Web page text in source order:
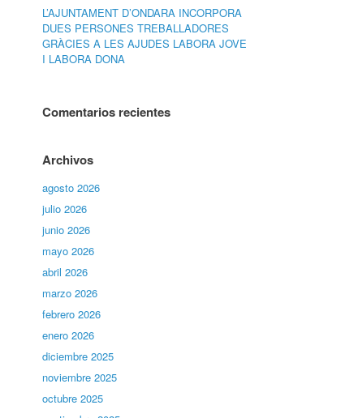
L’AJUNTAMENT D’ONDARA INCORPORA
DUES PERSONES TREBALLADORES
GRÀCIES A LES AJUDES LABORA JOVE
I LABORA DONA
Comentarios recientes
Archivos
agosto 2026
julio 2026
junio 2026
mayo 2026
abril 2026
marzo 2026
febrero 2026
enero 2026
diciembre 2025
noviembre 2025
octubre 2025